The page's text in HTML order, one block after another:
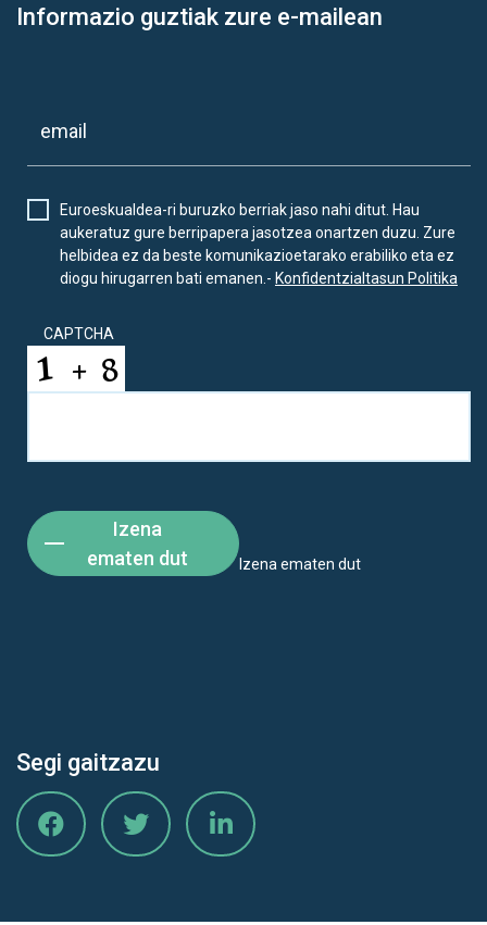
Informazio guztiak zure e-mailean
Euroeskualdea-ri buruzko berriak jaso nahi ditut. Hau
aukeratuz gure berripapera jasotzea onartzen duzu. Zure
helbidea ez da beste komunikazioetarako erabiliko eta ez
diogu hirugarren bati emanen.- Konfidentzialtasun Politika
CAPTCHA
Izena
ematen dut
Izena ematen dut
Segi gaitzazu